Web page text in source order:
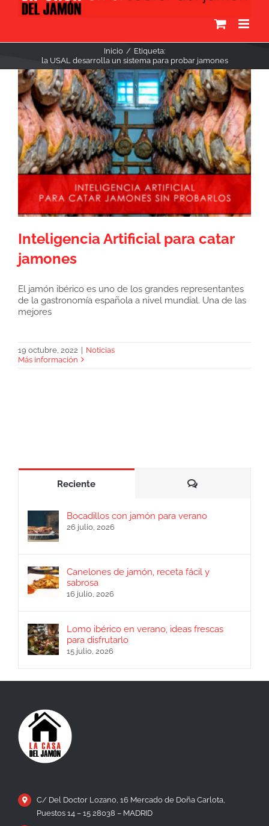
Inicio
Etiqueta:
la USAL desarrolla un sistema para probar jamones
Inteligencia Artificial para catar jamones
Inteligencia Artificial para catar
jamones
El jamón ibérico es uno de los grandes representantes
de la gastronomía española a nivel mundial. Una de las
mejores
19 octubre, 2022
Noticias
Más información
Reciente Comentarios
Bocadillos con jamón para verano
26 julio, 2026
Canelones de jamón, receta fácil y
sabrosa
16 julio, 2026
Lomo ibérico en verano, ideas frescas
para disfrutarlo
15 julio, 2026
C/ Del Doctor Lozano, 16 Mercado de Doña Carlota,
Puestos 14 – 15 28038 – MADRID